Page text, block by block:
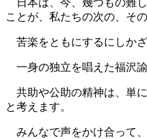
日本は、今、幾つもの難
ことが、私たちの次の、そ
苦楽をともにするにしかざ
一身の独立を唱えた福沢
共助や公助の精神は、単
と考えます。
みんなで声をかけ合って、